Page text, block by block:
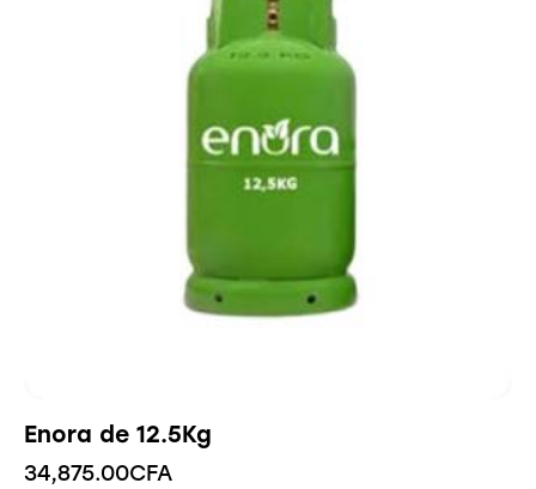
Enora de 12.5Kg
34,875.00CFA